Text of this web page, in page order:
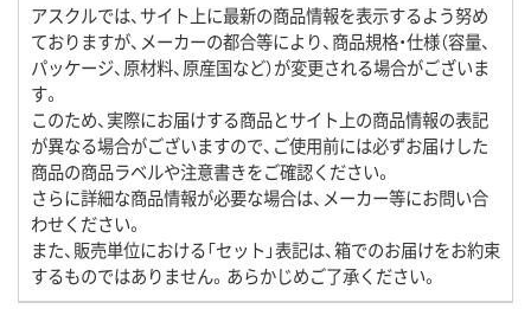
アスクルでは、サイト上に最新の商品情報を表示するよう努め
ておりますが、メーカーの都合等により、商品規格・仕様（容量、
パッケージ、原材料、原産国など）が変更される場合がございま
す。
このため、実際にお届けする商品とサイト上の商品情報の表記
が異なる場合がございますので、ご使用前には必ずお届けした
商品の商品ラベルや注意書きをご確認ください。
さらに詳細な商品情報が必要な場合は、メーカー等にお問い合
わせください。
また、販売単位における「セット」表記は、箱でのお届けをお約束
するものではありません。あらかじめご了承ください。